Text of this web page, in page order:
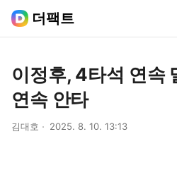
더팩트
이정후, 4타석 연속
연속 안타
김대호 2025. 8. 10. 13:13